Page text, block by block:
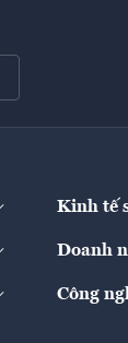
Kinh tế
Doanh
Công